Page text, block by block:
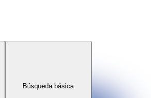
Búsqueda básica